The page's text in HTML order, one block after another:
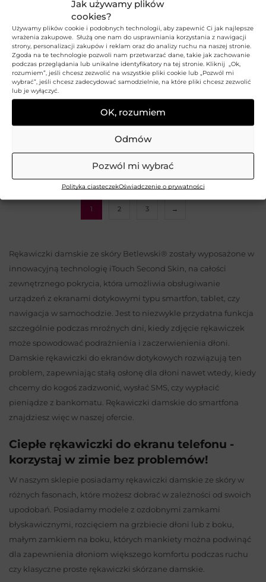
Jak używamy plików
cookies?
Używamy plików cookie i podobnych technologii, aby zapewnić Ci jak najlepsze
wrażenia zakupowe. Służą one nam do usprawniania korzystania z nawigacji
strony, personalizacji zakupów i reklam oraz do analizy ruchu na naszej stronie.
Zgoda na te technologie pozwoli nam przetwarzać dane, takie jak zachowanie
podczas przeglądania lub unikalne identyfikatory na tej stronie. Kliknij „Ok,
rozumiem”, jeśli chcesz zezwolić na wszystkie pliki cookie lub „Pozwól mi
wybrać”, jeśli chcesz zadecydować samodzielnie, na które pliki chcesz zezwolić
lub je wyłączyć.
OK, rozumiem
Odmów
Pozwól mi wybrać
Polityka ciasteczekOświadczenie o prywatności
Damskie rękawiczki
Najniższa cena z 30 dni:9,99zł
1 2 3 →
Rękawiczki damskie ze skóry Betlewski® zostały wyposażone w
innowacyjną technologię iTouch Second Skin, na całości
zewnętrznego pokrycia, która umożliwia obsługiwanie
urządzeń z ekranami dotykowymi typu smartfon, tablet, czy
nawigacja w samochodzie. Jest to niezwykle przydatna funkcja
szczególnie podczas mroźnych dni, kiedy zdjęcie rękawiczek
może spowodować podrażnienia i zaczerwienienia dłoni.
Damskie rękawiczki do ekranów dotykowych rozwiązują ten
problem, zapewniając stałą osłonę dla dłoni nawet wtedy, kiedy
chcemy do kogoś zadzwonić, wysłać SMS, czy wypłacić
pieniądze z bankomatu. Rękawiczki damskie do smartfona
znajdziesz więc w naszej ofercie.
Ciepłe rękawiczki do ekranu telefonu -
korzystaj w zimie bez problemów!
W naszym sklepie posiadamy rękawiczki damskie ze skóry w
różnych fasonach, które możesz dobrać w zależności od swoich
upodobań. Posiadamy modele z ozdobnymi zamkami
błyskawicznymi, rozcięciem na grzbiecie dłoni lub z boku,
małym zamkiem na boku, których mankiety można podwinąć
dla zapewnienia dłoniom większego komfortu podczas ruchu
czy klasyczne proste rękawiczki skórzane damskie.